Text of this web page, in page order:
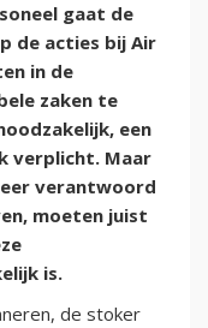
gaat de
de acties bij Air
in de
zaken te
een
verplicht. Maar
verantwoord
moeten juist
is.
de stoker